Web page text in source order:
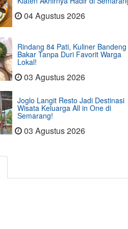
04 Agustus 2026
Rindang 84 Pati, Kuliner Bandeng
Bakar Tanpa Duri Favorit Warga
Lokal!
03 Agustus 2026
Joglo Langit Resto Jadi Destinasi
Wisata Keluarga All in One di
Semarang!
03 Agustus 2026